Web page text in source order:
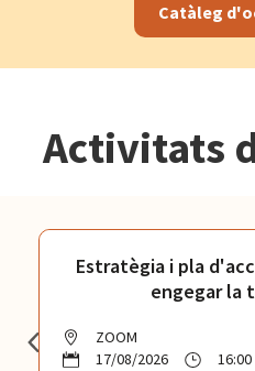
Catàleg
Activitats
Estratègia i pla
engegar la
ZOOM
17/08/2026
16:00